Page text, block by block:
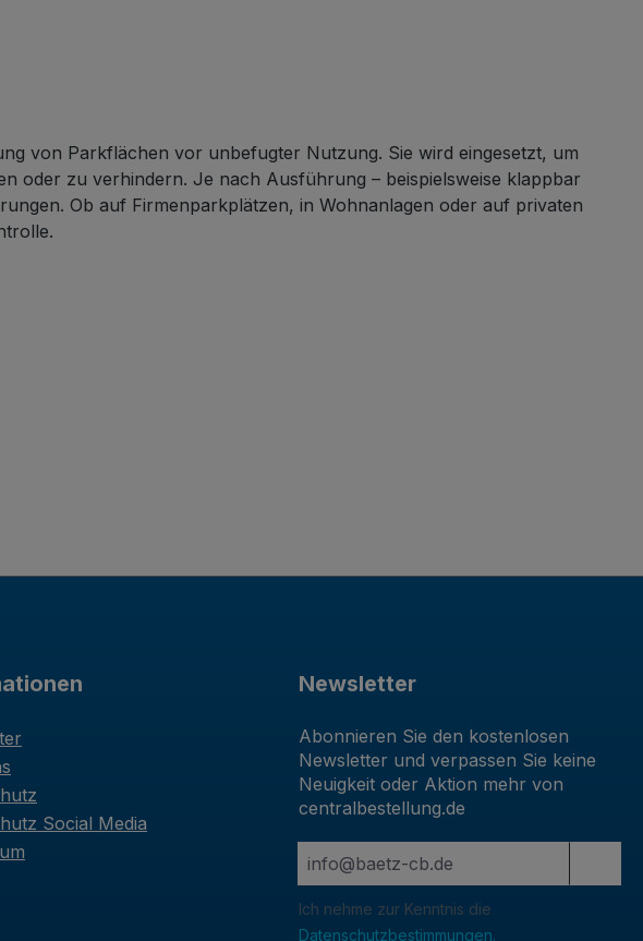
von Parkflächen vor unbefugter Nutzung. Sie wird eingesetzt, um
oder zu verhindern. Je nach Ausführung – beispielsweise klappbar
Ob auf Firmenparkplätzen, in Wohnanlagen oder auf privaten
Social Media
Newsletter
Abonnieren Sie den kostenlosen
Newsletter und verpassen Sie keine
Neuigkeit oder Aktion mehr von
centralbestellung.de
Ich nehme zur Kenntnis die
Datenschutzbestimmungen.